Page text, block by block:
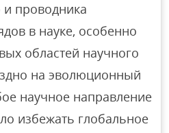
и проводника
в науке, особенно
областей научного
на эволюционный
научное направление
избежать глобальное